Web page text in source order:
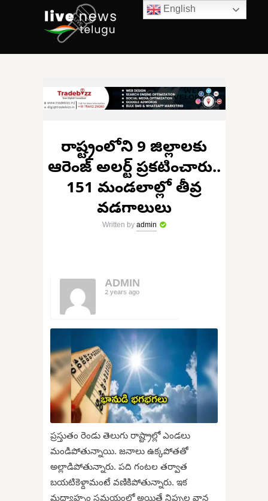
రాష్ట్రంలోని 9 జిల్లాలకు
ఆరెంజ్ అలర్ట్ ప్రకటించారు..
151 మండలాల్లో తీవ్ర
వడగాలులు
Written byadmin
ADMIN
2 years ago
ప్రస్తుతం రెండు తెలుగు రాష్ట్రాల్లో ఎండలు
మండిపోతున్నాయి. జనాలు ఉక్కపోతతో
అల్లాడిపోతున్నారు. పది గంటల తర్వాత
బయటికెళ్దామంటే వణికిపోతున్నారు. ఇక
English